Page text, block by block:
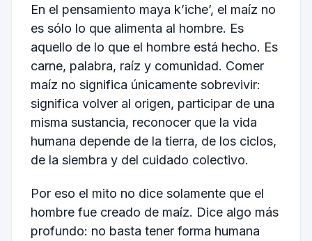
En el pensamiento maya k’iche’, el maíz no
es sólo lo que alimenta al hombre. Es
aquello de lo que el hombre está hecho. Es
carne, palabra, raíz y comunidad. Comer
maíz no significa únicamente sobrevivir:
significa volver al origen, participar de una
misma sustancia, reconocer que la vida
humana depende de la tierra, de los ciclos,
de la siembra y del cuidado colectivo.
Por eso el mito no dice solamente que el
hombre fue creado de maíz. Dice algo más
profundo: no basta tener forma humana